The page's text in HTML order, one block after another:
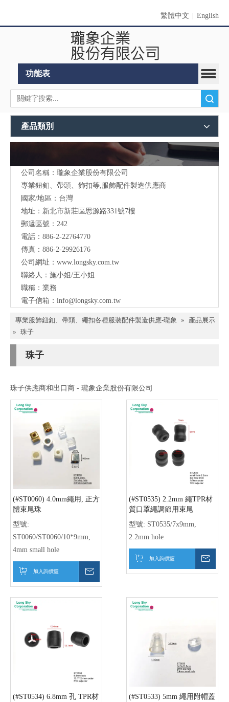
繁體中文 English
功能表
產品類別
Long Sky- 服裝輔料、鈕扣、扣環、繩扣、服飾配件製造供應
公司名稱：瓏象企業股份有限公司
專業鈕釦、帶頭、飾扣等,服飾配件製造供應商
國家/地區：台灣
地址：新北市新莊區思源路331號7樓
郵遞區號：242
電話：886-2-22764770
傳真：886-2-29926176
公司網址： www.longsky.com.tw
聯絡人：施小姐/王小姐
職稱：業務
電子信箱： info@longsky.com.tw
專業服飾鈕釦、帶頭、繩扣各種服裝配件製造供應-瓏象 »
產品展示
» 珠子
珠子
珠子供應商和出口商 - 瓏象企業股份有限公司
(#ST0060) 4.0mm繩用, 正方
體束尾珠
型號:
ST0060/ST0060/10*9mm,
4mm small hole
加入詢價籃
(#ST0535) 2.2mm 繩TPR材
質口罩繩調節用束尾
型號: ST0535/7x9mm,
2.2mm hole
加入詢價籃
(#ST0534) 6.8mm 孔 TPR材
(#ST0533) 5mm 繩用附帽蓋